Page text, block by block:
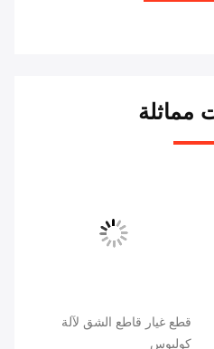
مماثلة
قطع غيار قاطع الشق لآلة
كولبوس